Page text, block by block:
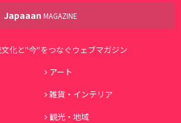
Japaaan MAGAZINE
化と"今"をつなぐウェブマガジン
アート
雑貨・インテリア
観光・地域